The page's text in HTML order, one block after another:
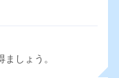
しょう。